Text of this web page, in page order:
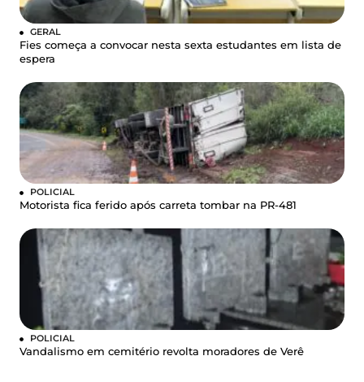
GERAL
Fies começa a convocar nesta sexta estudantes em lista de
espera
POLICIAL
Motorista fica ferido após carreta tombar na PR-481
POLICIAL
Vandalismo em cemitério revolta moradores de Verê